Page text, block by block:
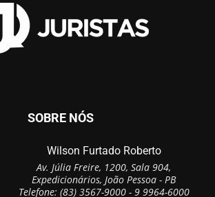
SOBRE NÓS
Wilson Furtado Roberto
Av. Júlia Freire, 1200, Sala 904,
Expedicionários, João Pessoa - PB
Telefone: (83) 3567-9000 - 9 9964-6000